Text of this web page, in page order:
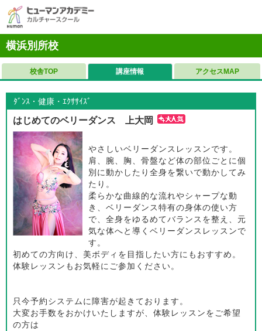
横浜別所校
校舎TOP 講座情報 アクセスMAP
ﾀﾞﾝｽ・健康・ｴｸｻｻｲｽﾞ
はじめてのベリーダンス 上大岡
やさしいベリーダンスレッスンです。
肩、腕、胸、骨盤など体の部位ごとに個
別に動かしたり全身を繋いで動かしてみ
たり。
柔らかな曲線的な流れやシャープな動
き、ベリーダンス特有の身体の使い方
で、全身をゆるめてバランスを整え、元
気な体へと導くベリーダンスレッスンで
す。
初めての方向け、美ボディを目指したい方にもおすすめ。
体験レッスンもお気軽にご参加ください。
只今予約システムに障害が起きております。
大変お手数をおかけいたしますが、体験レッスンをご希望
の方は